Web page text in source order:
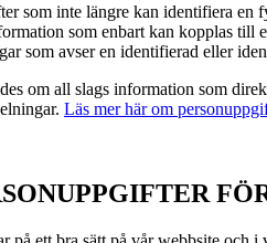
som inte längre kan identifiera en
som enbart kan kopplas
som avser en identifierad eller
om all slags information som
Läs mer här om